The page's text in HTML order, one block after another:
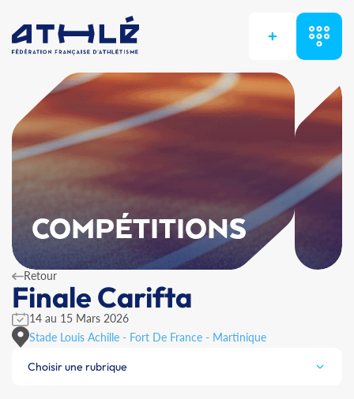
+
COMPÉTITIONS
Retour
Finale Carifta
14 au 15 Mars 2026
Stade Louis Achille - Fort De France - Martinique
Choisir une rubrique